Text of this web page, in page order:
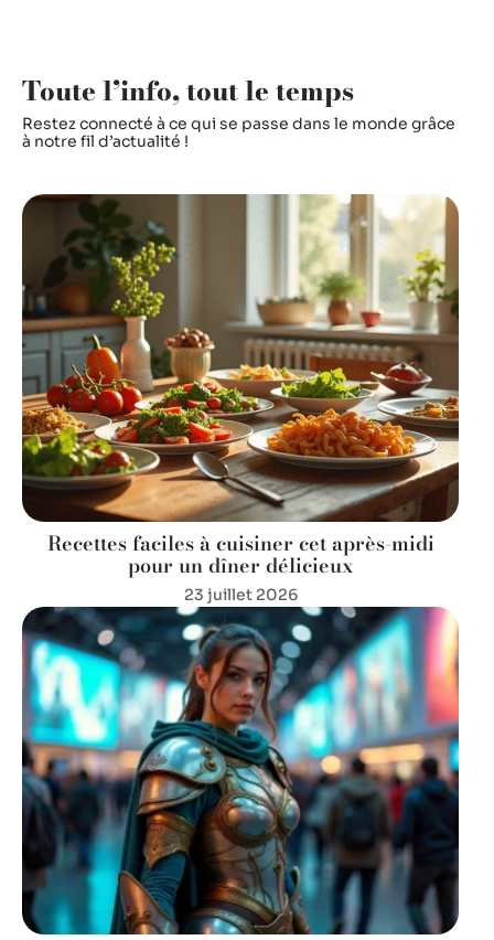
Toute l’info, tout le temps
Restez connecté à ce qui se passe dans le monde grâce
à notre fil d’actualité !
Recettes faciles à cuisiner cet après-midi
pour un dîner délicieux
23 juillet 2026